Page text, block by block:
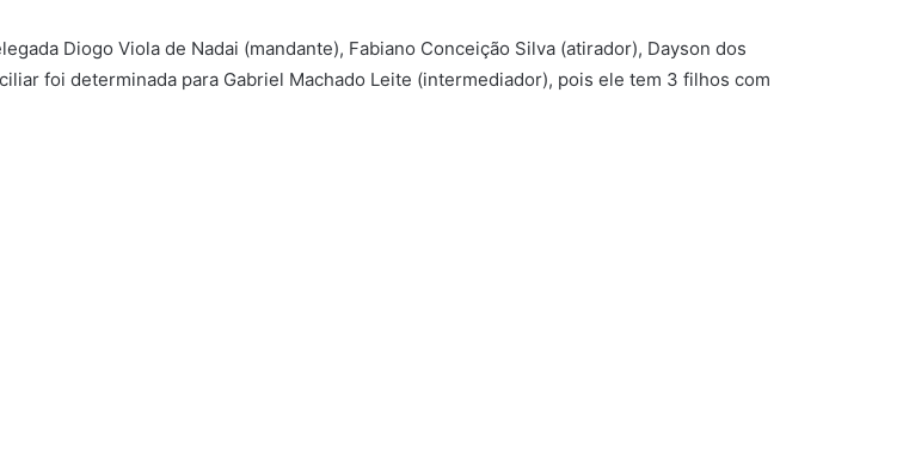
Diogo Viola de Nadai (mandante), Fabiano Conceição Silva (atirador), Dayson dos
foi determinada para Gabriel Machado Leite (intermediador), pois ele tem 3 filhos com